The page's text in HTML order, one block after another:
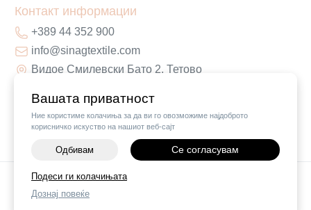
Вашата приватност
Ние користиме колачиња за да ви го овозможиме најдоброто
корисничко искуство на нашиот веб-сајт
Одбивам Се согласувам
Подеси ги колачињата
Дознај повеќе
Контакт информации
+389 44 352 900
info@sinagtextile.com
Видое Смилевски Бато 2, Тетово
©2026Vendor x
Поставки за колачиња